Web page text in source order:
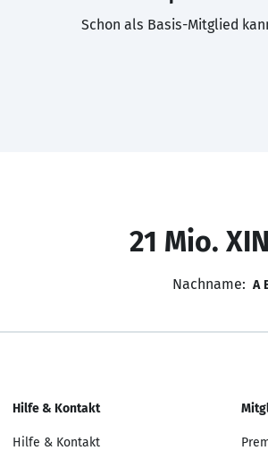
Schon als Basis-Mitglied
21 Mio.
Nachname: A
Hilfe & Kontakt
Hilfe & Kontakt